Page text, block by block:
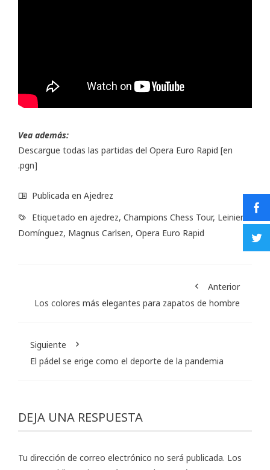
Vea además:
Descargue todas las partidas del Opera Euro Rapid [en
.pgn]
Publicada en Ajedrez
Etiquetado en ajedrez, Champions Chess Tour, Leinier
Domínguez, Magnus Carlsen, Opera Euro Rapid
Anterior
Los colores más elegantes para zapatos de hombre
Siguiente
El pádel se erige como el deporte de la pandemia
DEJA UNA RESPUESTA
Tu dirección de correo electrónico no será publicada. Los